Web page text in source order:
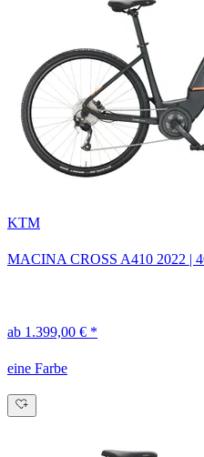
KTM
MACINA CROSS A410 2022 |
ab 1.399,00 € *
eine Farbe